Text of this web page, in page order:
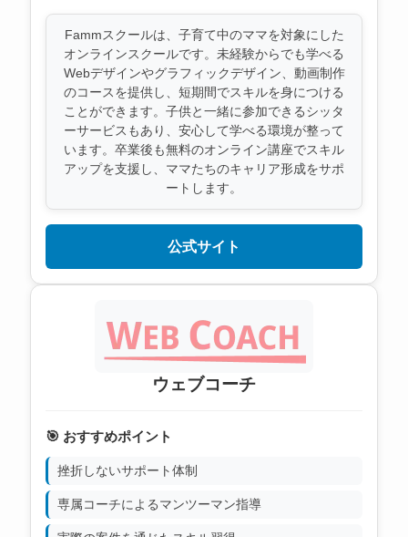
Fammスクールは、子育て中のママを対象にした
オンラインスクールです。未経験からでも学べる
Webデザインやグラフィックデザイン、動画制作
のコースを提供し、短期間でスキルを身につける
ことができます。子供と一緒に参加できるシッタ
ーサービスもあり、安心して学べる環境が整って
います。卒業後も無料のオンライン講座でスキル
アップを支援し、ママたちのキャリア形成をサポ
ートします。
公式サイト
ウェブコーチ
🎯 おすすめポイント
挫折しないサポート体制
専属コーチによるマンツーマン指導